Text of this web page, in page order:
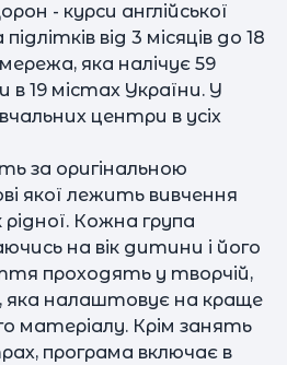
- курси англійської
від 3 місяців до 18
яка налічує 59
19 містах України. У
центри в усіх
за оригінальною
якої лежить вивчення
рідної. Кожна група
на вік дитини і його
проходять у творчій,
яка налаштовує на краще
матеріалу. Крім занять
програма включає в